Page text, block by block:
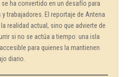
ha convertido en un desafío para
trabajadores. El reportaje de Antena
realidad actual, sino que advierte de
si no se actúa a tiempo: una isla
para quienes la mantienen
diario.